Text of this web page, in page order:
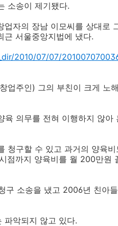
소송이 제기됐다.
자의 장남 이모씨를 상대로
근 서울중앙지법에 냈다.
2010/07/07/
업주인) 그의 부친이 크게 노
의무를 전혀 이행하지 않아
청구할 수 있고 과거의 양육
점까지 양육비를 월 200만원
구 소송을 냈고 2006년 친아
파악되지 않고 있다.